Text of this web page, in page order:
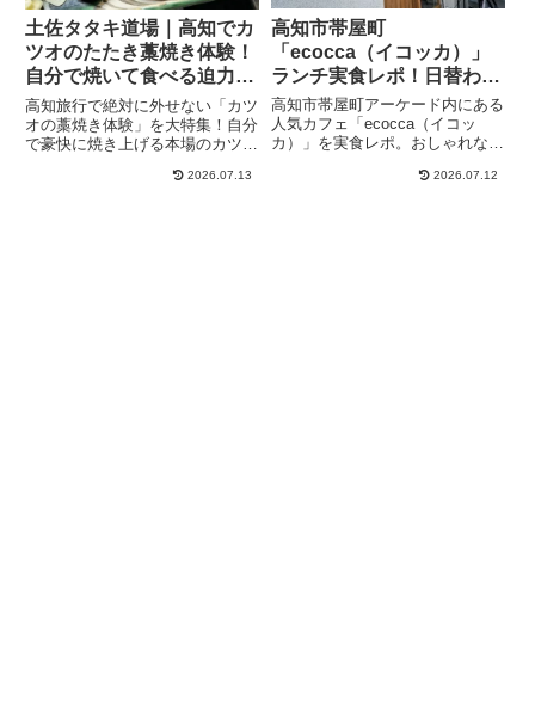
土佐タタキ道場｜高知でカ
ツオのたたき藁焼き体験！
自分で焼いて食べる迫力満
点の人気グルメ
高知旅行で絶対に外せない「カツ
オの藁焼き体験」を大特集！自分
で豪快に焼き上げる本場のカツオ
では、おすすめの体験施設（黒潮
2026.07.13
高知市帯屋町
「ecocca（イコッカ）」
ランチ実食レポ！日替わり
定食とおしゃれカフェの魅
力を紹介
高知市帯屋町アーケード内にある
人気カフェ「ecocca（イコッ
カ）」を実食レポ。おしゃれな店
の雰囲気、アクセス・駐車場情報
2026.07.12